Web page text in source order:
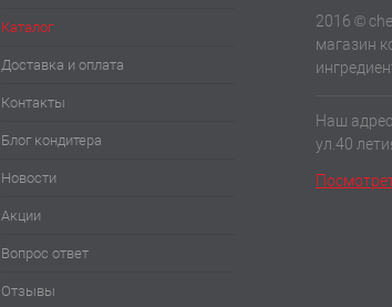
Каталог
Доставка и оплата
Контакты
Блог кондитера
Новости
Акции
Вопрос ответ
Отзывы
2016 ©
магазин
Наш
ул.40